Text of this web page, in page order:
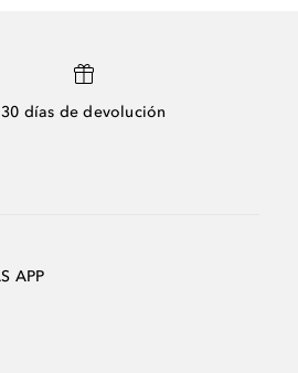
30 días de devolución
APP